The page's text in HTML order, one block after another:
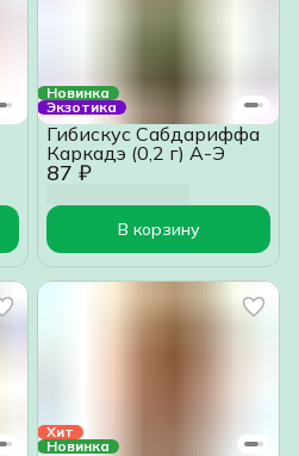
Новинка
Экзотика
87 ₽
Гибискус Сабдариффа
Каркадэ (0,2 г) А-Э
В корзину
Хит
Новинка